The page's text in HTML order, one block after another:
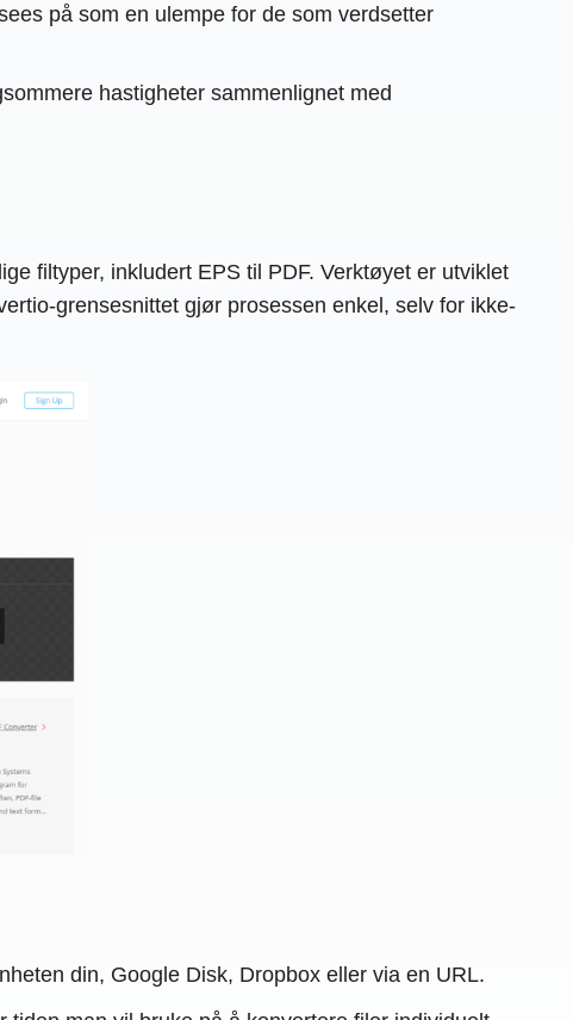
på som en ulempe for de som verdsetter
hastigheter sammenlignet med
filtyper, inkludert EPS til PDF. Verktøyet er utviklet
grensesnittet gjør prosessen enkel, selv for ikke-
din, Google Disk, Dropbox eller via en URL.